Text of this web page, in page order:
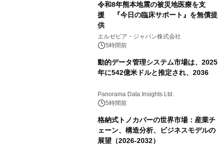
令和8年熊本地震の被災地医療を支
援 『今日の臨床サポート』を無償提
供
エルゼビア・ジャパン株式会社
5時間前
動的データ管理システム市場は、2025
年に542億米ドルと推定され、2036
Panorama Data Insights Ltd.
5時間前
格納式トノカバーの世界市場：産業チ
ェーン、構造分析、ビジネスモデルの
展望（2026-2032）